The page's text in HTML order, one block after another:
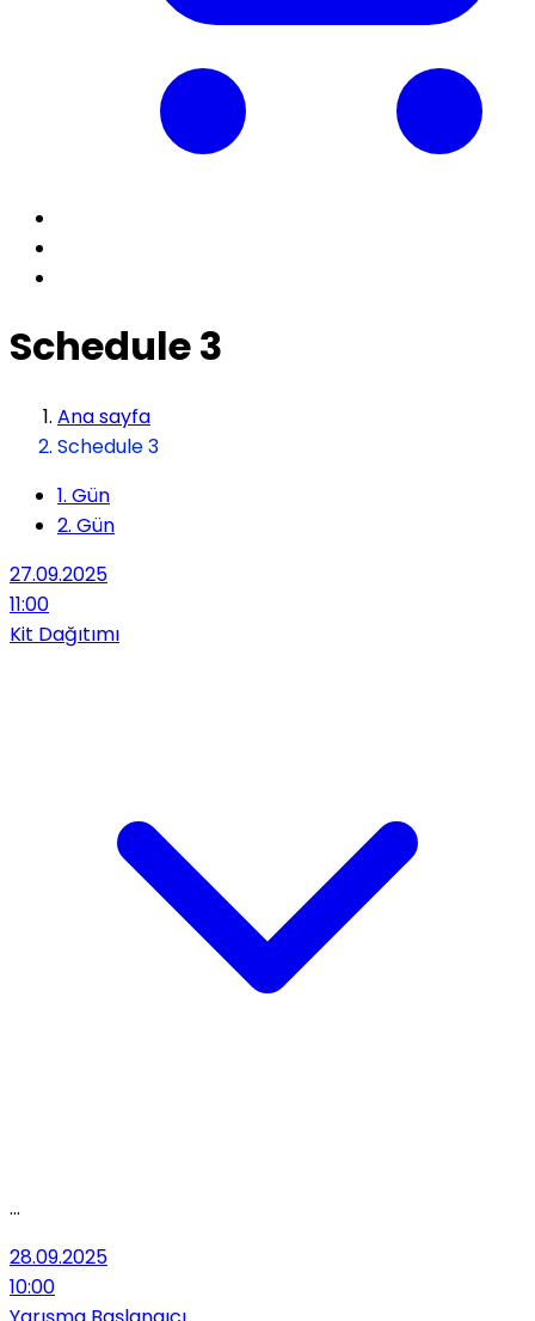
Schedule 3
Ana sayfa
Schedule 3
1. Gün
2. Gün
27.09.2025
11:00
Kit Dağıtımı
...
28.09.2025
10:00